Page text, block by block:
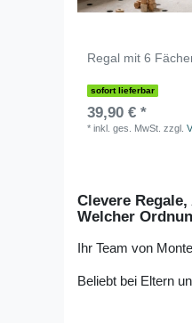
Regal mit 6
sofort lieferbar
39,90 € *
*inkl. ges. MwSt. zzgl.
Clevere
Welcher
Ihr Team von
Beliebt bei Eltern